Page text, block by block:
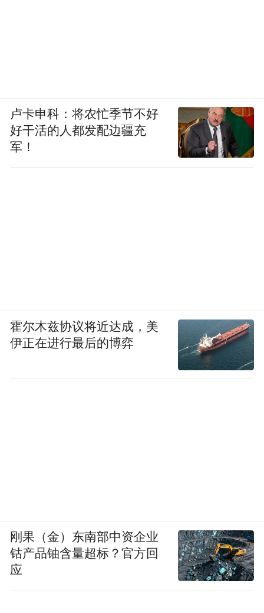
卢卡申科：将农忙季节不好
好干活的人都发配边疆充
军！
霍尔木兹协议将近达成，美
伊正在进行最后的博弈
刚果（金）东南部中资企业
钴产品铀含量超标？官方回
应